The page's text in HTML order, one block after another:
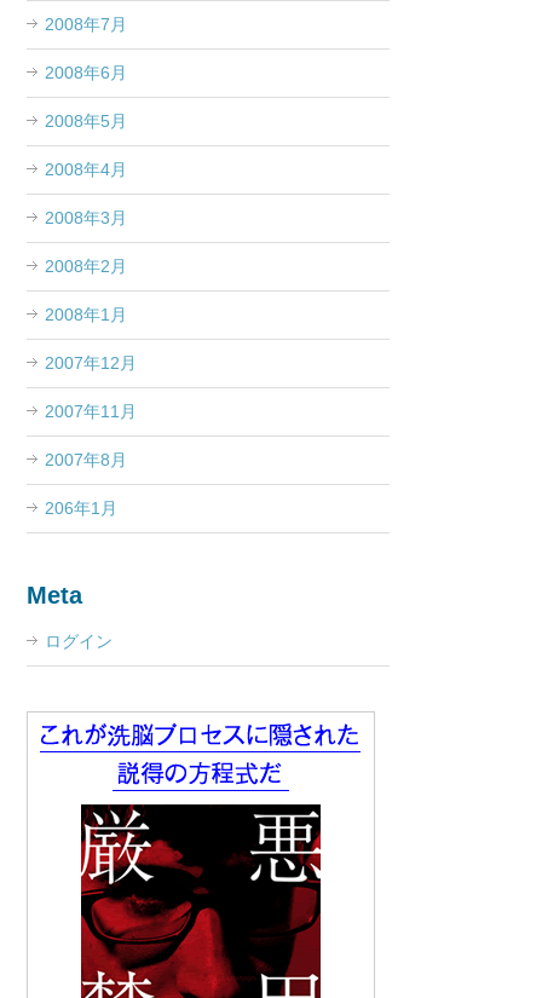
2008年7月
2008年6月
2008年5月
2008年4月
2008年3月
2008年2月
2008年1月
2007年12月
2007年11月
2007年8月
206年1月
Meta
ログイン